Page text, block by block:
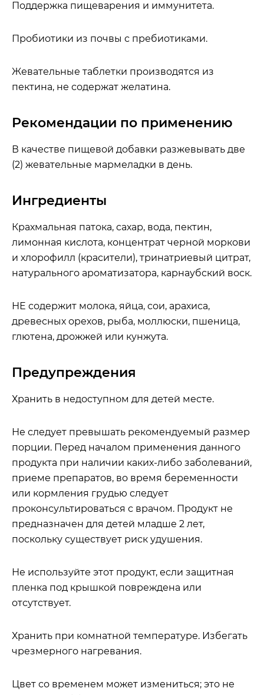
Поддержка пищеварения и иммунитета.
Пробиотики из почвы с пребиотиками.
Жевательные таблетки производятся из
пектина, не содержат желатина.
Рекомендации по применению
В качестве пищевой добавки разжевывать две
(2) жевательные мармеладки в день.
Ингредиенты
Крахмальная патока, сахар, вода, пектин,
лимонная кислота, концентрат черной моркови
и хлорофилл (красители), тринатриевый цитрат,
натурального ароматизатора, карнаубский воск.
НЕ содержит молока, яйца, сои, арахиса,
древесных орехов, рыба, моллюски, пшеница,
глютена, дрожжей или кунжута.
Предупреждения
Хранить в недоступном для детей месте.
Не следует превышать рекомендуемый размер
порции. Перед началом применения данного
продукта при наличии каких-либо заболеваний,
приеме препаратов, во время беременности
или кормления грудью следует
проконсультироваться с врачом. Продукт не
предназначен для детей младше 2 лет,
поскольку существует риск удушения.
Не используйте этот продукт, если защитная
пленка под крышкой повреждена или
отсутствует.
Хранить при комнатной температуре. Избегать
чрезмерного нагревания.
Цвет со временем может измениться; это не